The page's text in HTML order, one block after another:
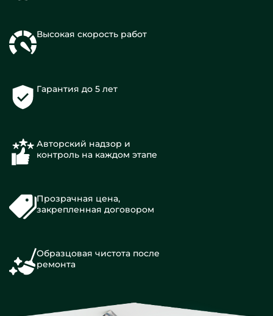
Высокая скорость работ
Гарантия до 5 лет
Авторский надзор и
контроль на каждом этапе
Прозрачная цена,
закрепленная договором
Образцовая чистота после
ремонта